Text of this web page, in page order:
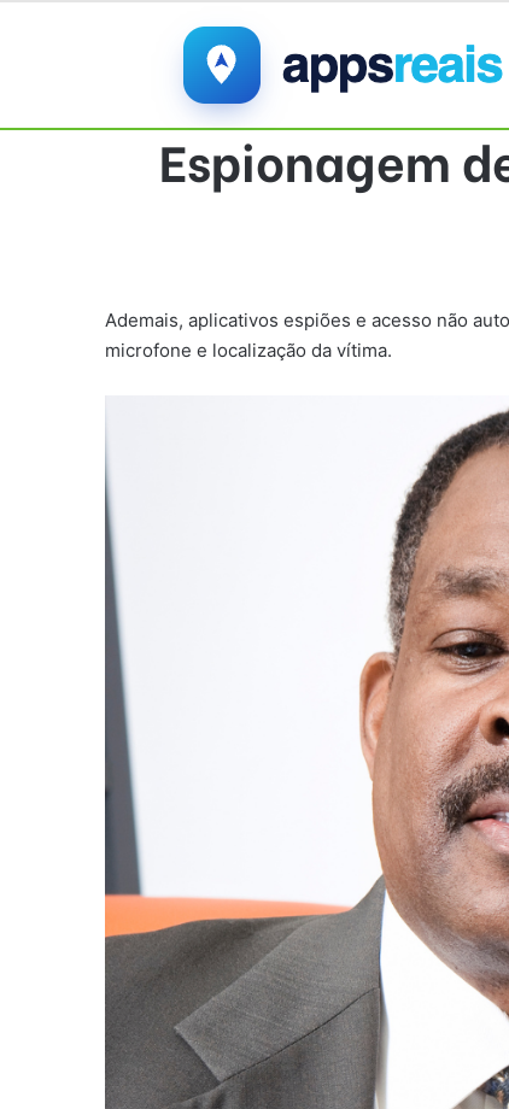
Espionagem
Ademais, aplicativos espiões e acesso não
microfone e localização da vítima.